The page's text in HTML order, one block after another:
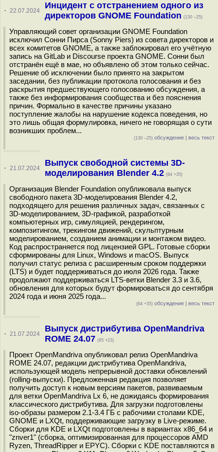
· 22.07.2024
Инцидент с отстранением одного из
директоров GNOME Foundation (130 –25)
Управляющий совет организации GNOME Foundation
исключил Сонни Пирса (Sonny Piers) из совета директоров и
всех комитетов GNOME, а также заблокировал его учётную
запись на GitLab и Discourse проекта GNOME. Сонни был
отстранён ещё в мае, но объявлено об этом только сейчас.
Решение об исключении было принято на закрытом
заседании, без публикации протокола голосования и без
раскрытия предшествующего голосованию обсуждения, а
также без информирования сообщества и без пояснения
причин. Формально в качестве причины указано
поступление жалобы на нарушение кодекса поведения, но
это лишь общая формулировка, ничего не говорящая о сути
возникших проблем...
(130 –25) обсуждение | весь текст
· 21.07.2024
Выпуск свободной системы 3D-
моделирования Blender 4.2 (64 +35)
Организация Blender Foundation опубликовала выпуск
свободного пакета 3D-моделирования Blender 4.2,
подходящего для решения различных задач, связанных с
3D-моделированием, 3D-графикой, разработкой
компьютерных игр, симуляцией, рендерингом,
композитингом, трекингом движений, скульптурным
моделированием, созданием анимации и монтажом видео.
Код распространяется под лицензией GPL. Готовые сборки
сформированы для Linux, Windows и macOS. Выпуск
получил статус релиза с расширенным сроком поддержки
(LTS) и будет поддерживаться до июля 2026 года. Также
продолжают поддерживаться LTS-ветки Blender 3.3 и 3.6,
обновления для которых будут формироваться до сентября
2024 года и июня 2025 года...
(64 +35) обсуждение | весь текст
· 21.07.2024
Выпуск дистрибутива OpenMandriva
ROME 24.07 (95 +23)
Проект OpenMandriva опубликовал релиз OpenMandriva
ROME 24.07, редакции дистрибутива OpenMandriva,
использующей модель непрерывной доставки обновлений
(rolling-выпуски). Предложенная редакция позволяет
получить доступ к новым версиям пакетов, развиваемым
для ветки OpenMandriva Lx 6, не дожидаясь формирования
классического дистрибутива. Для загрузки подготовлены
iso-образы размером 2.1-3.4 ГБ c рабочими столами KDE,
GNOME и LXQt, поддерживающие загрузку в Live-режиме.
Сборки для KDE и LXQt подготовлены в вариантах x86_64 и
"znver1" (сборка, оптимизированная для процессоров AMD
Ryzen, ThreadRipper и EPYC). Сборки с KDE поставляются в